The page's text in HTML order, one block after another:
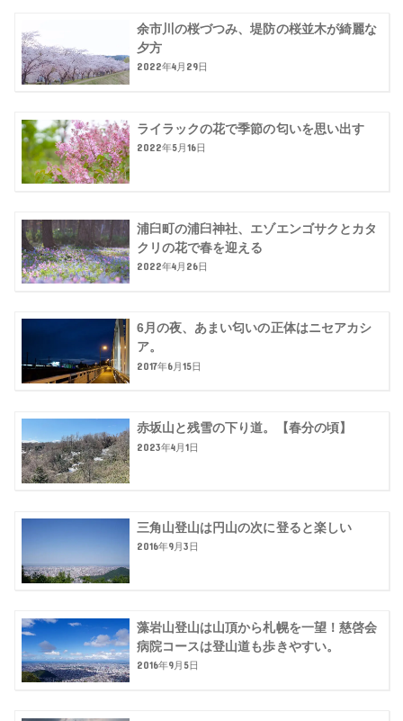
余市川の桜づつみ、堤防の桜並木が綺麗な
夕方
2022年4月29日
ライラックの花で季節の匂いを思い出す
2022年5月16日
浦臼町の浦臼神社、エゾエンゴサクとカタ
クリの花で春を迎える
2022年4月26日
6月の夜、あまい匂いの正体はニセアカシ
ア。
2017年6月15日
赤坂山と残雪の下り道。【春分の頃】
2023年4月1日
三角山登山は円山の次に登ると楽しい
2016年9月3日
藻岩山登山は山頂から札幌を一望！慈啓会
病院コースは登山道も歩きやすい。
2016年9月5日